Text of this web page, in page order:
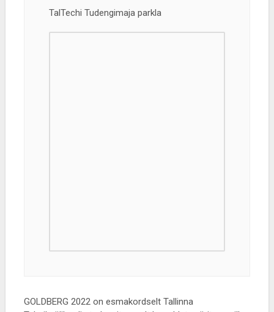
TalTechi Tudengimaja parkla
GOLDBERG 2022 on esmakordselt Tallinna